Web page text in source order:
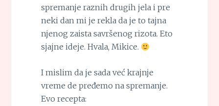
spremanje raznih drugih jela i pre
neki dan mi je rekla da je to tajna
njenog zaista savršenog rizota. Eto
sjajne ideje. Hvala, Mikice.
I mislim da je sada već krajnje
vreme de pređemo na spremanje.
Evo recepta: